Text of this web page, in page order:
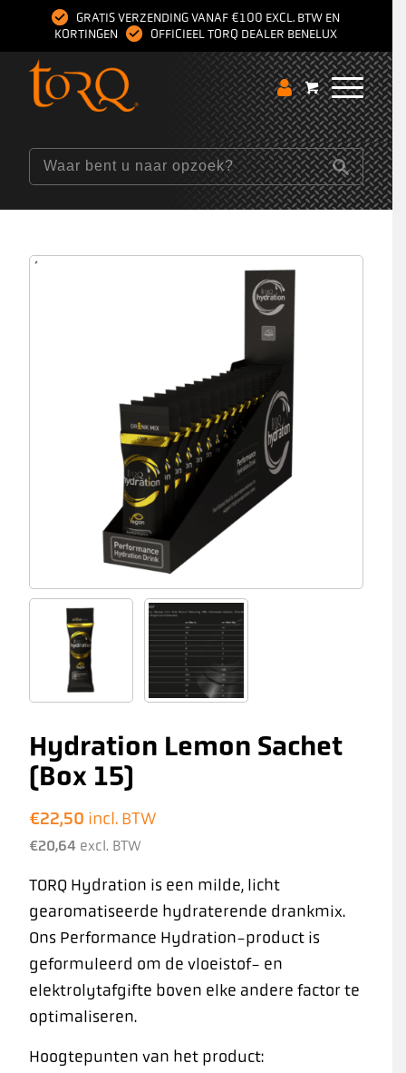
GRATIS VERZENDING VANAF €100 EXCL. BTW EN
KORTINGEN
OFFICIEEL TORQ DEALER BENELUX
Hydration Lemon Sachet
(Box 15)
€22,50 incl. BTW
€20,64 excl. BTW
TORQ Hydration is een milde, licht
gearomatiseerde hydraterende drankmix.
Ons Performance Hydration-product is
geformuleerd om de vloeistof- en
elektrolytafgifte boven elke andere factor te
optimaliseren.
Hoogtepunten van het product: